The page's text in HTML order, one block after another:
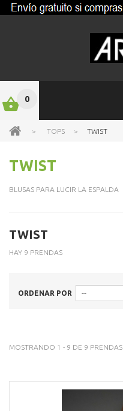
0
> TOPS > TWIST
TWIST
BLUSAS PARA LUCIR LA ESPALDA
TWIST
HAY 9 PRENDAS
ORDENAR POR
MOSTRANDO 1 - 9 DE 9 PRENDAS